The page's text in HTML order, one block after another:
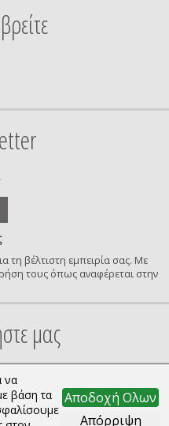
τη βέλτιστη εμπειρία σας. Με
τους όπως αναφέρεται στην
confirmation
μας
να
βάση τα
Αποδοχή Ολων
Απόρριψη